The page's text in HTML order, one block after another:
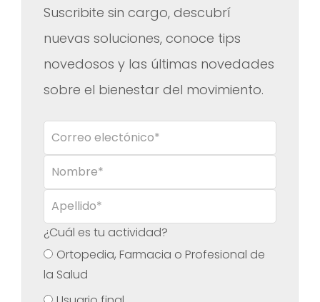
Suscribite sin cargo, descubrí
nuevas soluciones, conoce tips
novedosos y las últimas novedades
sobre el bienestar del movimiento.
¿Cuál es tu actividad?
Ortopedia, Farmacia o Profesional de
la Salud